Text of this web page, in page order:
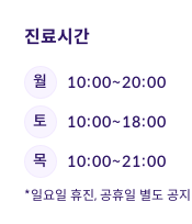
진료시간
월 10:00~20:00
토
10:00~18:00
목
10:00~21:00
*일요일 휴진, 공휴일 별도 공지